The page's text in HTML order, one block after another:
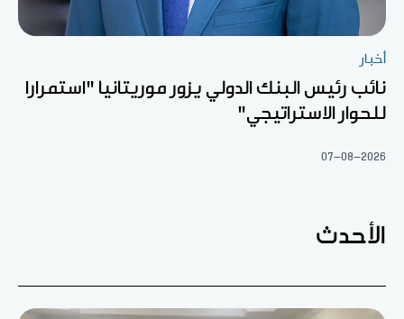
أخبار
نائب رئيس البنك الدولي يزور موريتانيا "استمرارا
للحوار الاستراتيجي"
07-08-2026
الأحدث